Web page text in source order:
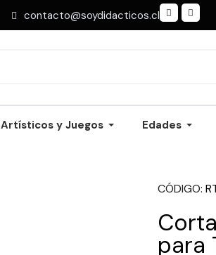
contacto@soydidacticos.cl
Artísticos y Juegos Edades
CÓDIGO
para